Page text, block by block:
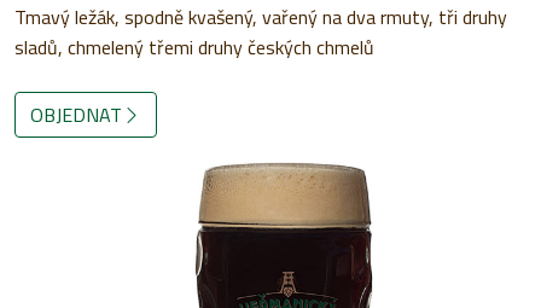
Tmavý ležák, spodně kvašený, vařený na dva rmuty, tři druhy
sladů, chmelený třemi druhy českých chmelů
OBJEDNAT